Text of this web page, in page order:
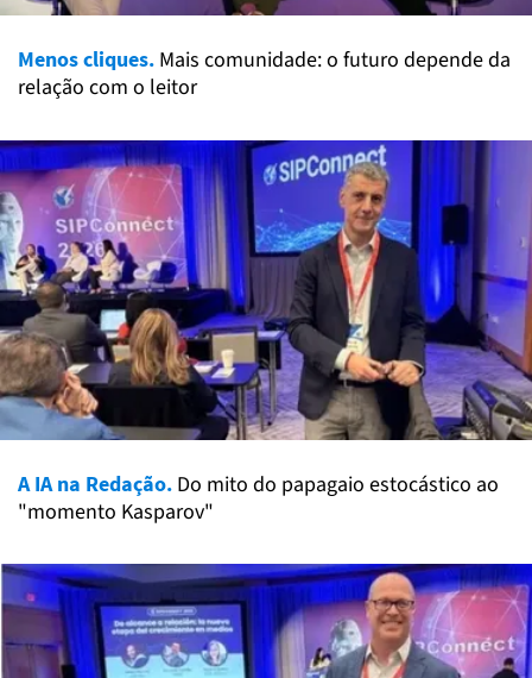
Menos cliques. Mais comunidade: o futuro depende da
relação com o leitor
A IA na Redação. Do mito do papagaio estocástico ao
"momento Kasparov"